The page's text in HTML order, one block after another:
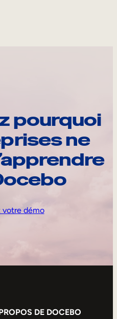
pourquoi
ne
votre démo
DE DOCEBO